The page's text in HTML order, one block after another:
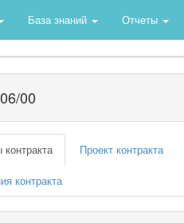
База знаний Отчеты
00
Проект контракта
контракта